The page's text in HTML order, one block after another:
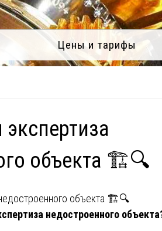
Цены и тарифы
объекта 🏗️🔍
недостроенного